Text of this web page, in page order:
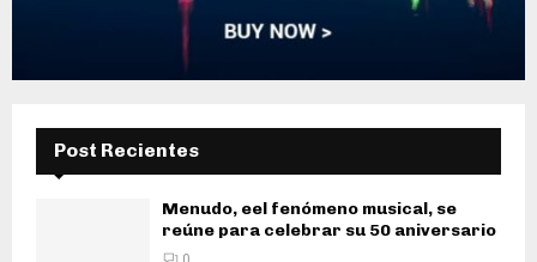
Post Recientes
Menudo, eel fenómeno musical, se
reúne para celebrar su 50 aniversario